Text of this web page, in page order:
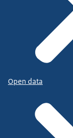
Open data